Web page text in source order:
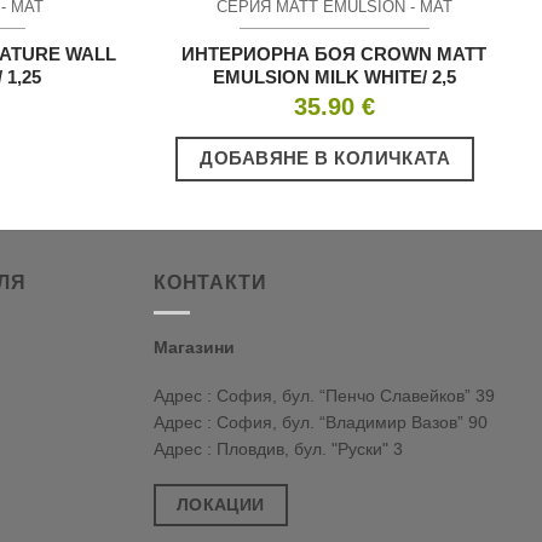
- МАТ
WALL
1,25
СЕРИЯ MATT EMULSION - МАТ
ИНТЕРИОРНА БОЯ CROWN MATT
EMULSION MILK WHITE/ 2,5
35.90 €
ДОБАВЯНЕ В КОЛИЧКАТА
КОНТАКТИ
Магазини
Адрес : София, бул. “Пенчо Славейков” 39
Адрес : София, бул. “Владимир Вазов” 90
Адрес : Пловдив, бул. "Руски" 3
ЛОКАЦИИ